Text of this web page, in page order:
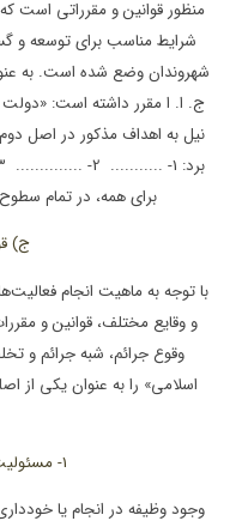
منظور قوانین و مقرراتی است
شرایط مناسب برای توسعه و
ج. ا. ا مقرر داشته است:
نیل به اهداف مذکور در اصل
برای همه، در تمام
ج)
با توجه به ماهیت انجام
و وقایع مختلف، قوانین و
وقوع جرائم، شبه جرائم و
اسلامی» را به عنوان یکی از
1- مسئولیت قانونی شهروندان
وجود وظیفه در انجام یا